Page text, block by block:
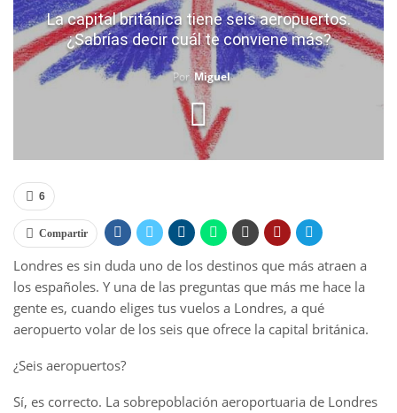
La capital británica tiene seis aeropuertos.
¿Sabrías decir cuál te conviene más?
PorMiguel
6
Compartir
Londres es sin duda uno de los destinos que más atraen a
los españoles. Y una de las preguntas que más me hace la
gente es, cuando eliges tus vuelos a Londres, a qué
aeropuerto volar de los seis que ofrece la capital británica.
¿Seis aeropuertos?
Sí, es correcto. La sobrepoblación aeroportuaria de Londres